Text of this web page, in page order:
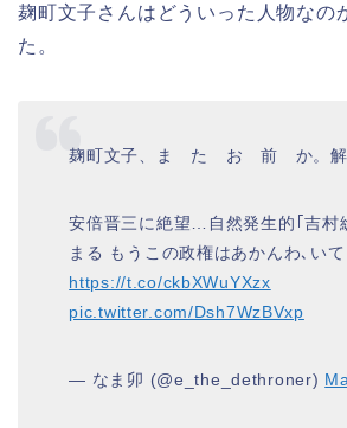
麹町文子さんはどういった人物なの
た。
麹町文子、ま た お 前 か。解
安倍晋三に絶望…自然発生的｢吉村
まる もうこの政権はあかんわ､いて
https://t.co/ckbXWuYXzx
pic.twitter.com/Dsh7WzBVxp
— なま卯 (@e_the_dethroner)